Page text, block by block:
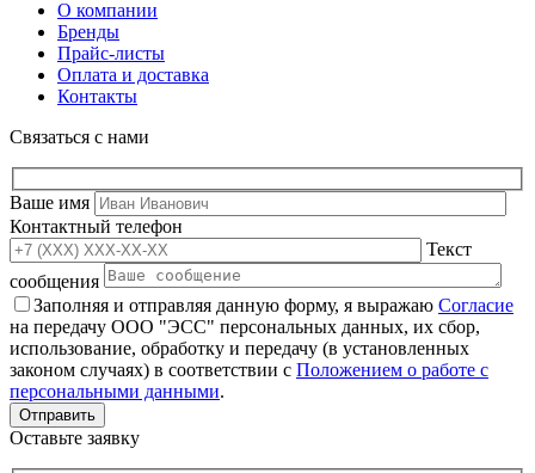
О компании
Бренды
Прайс-листы
Оплата и доставка
Контакты
Связаться с нами
Ваше имя
Контактный телефон
Текст
сообщения
Заполняя и отправляя данную форму, я выражаю Согласие
на передачу ООО "ЭСС" персональных данных, их сбор,
использование, обработку и передачу (в установленных
законом случаях) в соответствии с Положением о работе с
персональными данными.
Оставьте заявку